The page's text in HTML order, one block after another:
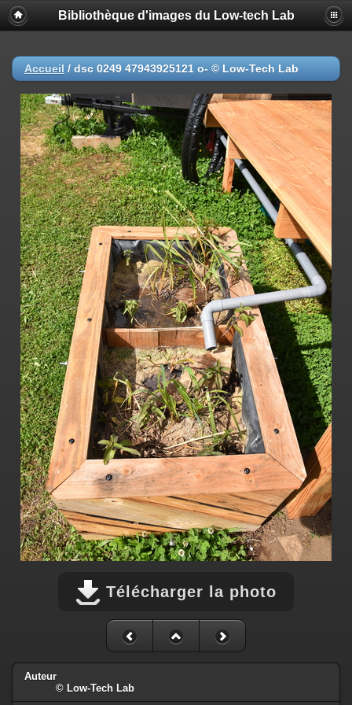
Bibliothèque d'images du Low-tech Lab
Accueil / dsc 0249 47943925121 o- © Low-Tech Lab
Télécharger la photo
Auteur
© Low-Tech Lab